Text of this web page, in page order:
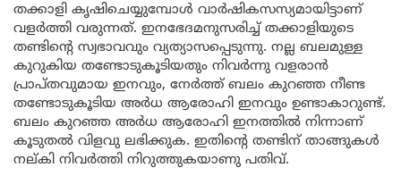
തക്കാളി കൃഷിചെയ്യുമ്പോൾ വാർഷികസസ്യമായിട്ടാണ്
വളർത്തി വരുന്നത്. ഇനഭേദമനുസരിച്ച് തക്കാളിയുടെ
തണ്ടിന്റെ സ്വഭാവവും വ്യത്യാസപ്പെടുന്നു. നല്ല ബലമുള്ള
കുറുകിയ തണ്ടോടുകൂടിയതും നിവർന്നു വളരാൻ
പ്രാപ്തവുമായ ഇനവും, നേർത്ത് ബലം കുറഞ്ഞ നീണ്ട
തണ്ടോടുകൂടിയ അർധ ആരോഹി ഇനവും ഉണ്ടാകാറുണ്ട്.
ബലം കുറഞ്ഞ അർധ ആരോഹി ഇനത്തിൽ നിന്നാണ്
കൂടുതൽ വിളവു ലഭിക്കുക. ഇതിന്റെ തണ്ടിന് താങ്ങുകൾ
നല്കി നിവർത്തി നിറുത്തുകയാണു പതിവ്.